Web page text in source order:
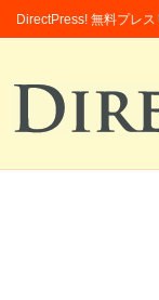
DirectPress! 無料プレ